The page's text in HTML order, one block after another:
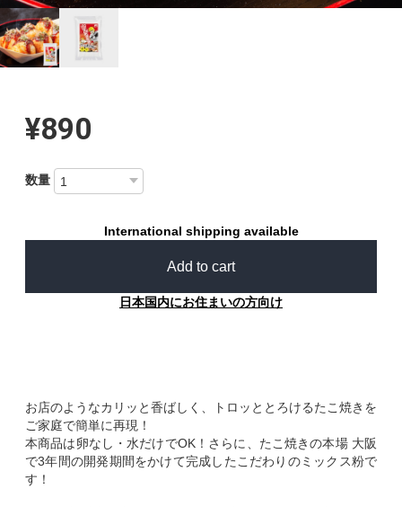
¥890
数量
International shipping available
Add to cart
日本国内にお住まいの方向け
お店のようなカリッと香ばしく、トロッととろけるたこ焼きを
ご家庭で簡単に再現！
本商品は卵なし・水だけでOK！さらに、たこ焼きの本場 大阪
で3年間の開発期間をかけて完成したこだわりのミックス粉で
す！